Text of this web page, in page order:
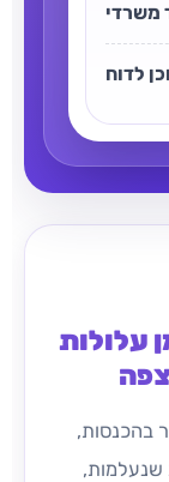
משרדי
לדוח
עלולות
בהכנסות,
שנעלמות,